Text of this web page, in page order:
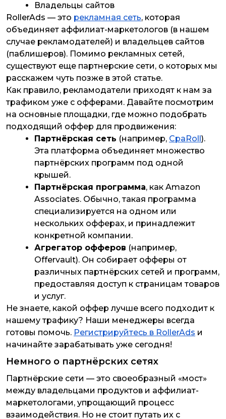
Владельцы сайтов
RollerAds — это рекламная сеть, которая
объединяет аффилиат-маркетологов (в нашем
случае рекламодателей) и владельцев сайтов
(паблишеров). Помимо рекламных сетей,
существуют еще партнерские сети, о которых мы
расскажем чуть позже в этой статье.
Как правило, рекламодатели приходят к нам за
трафиком уже с офферами. Давайте посмотрим
на основные площадки, где можно подобрать
подходящий оффер для продвижения:
Партнёрская сеть (например, CpaRoll).
Эта платформа объединяет множество
партнёрских программ под одной
крышей.
Партнёрская программа, как Amazon
Associates. Обычно, такая программа
специализируется на одном или
нескольких офферах, и принадлежит
конкретной компании.
Агрегатор офферов (например,
Offervault). Он собирает офферы от
различных партнёрских сетей и программ,
предоставляя доступ к страницам товаров
и услуг.
Не знаете, какой оффер лучше всего подходит к
нашему трафику? Наши менеджеры всегда
готовы помочь. Регистрируйтесь в RollerAds и
начинайте зарабатывать уже сегодня!
Немного о партнёрских сетях
Партнёрские сети — это своеобразный «мост»
между владельцами продуктов и аффилиат-
маркетологами, упрощающий процесс
взаимодействия. Но не стоит путать их с